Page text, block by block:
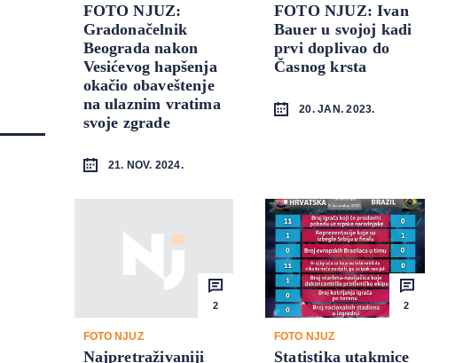
FOTO NJUZ:
Gradonačelnik
Beograda nakon
Vesićevog hapšenja
okačio obaveštenje
na ulaznim vratima
svoje zgrade
21. NOV. 2024.
FOTO NJUZ: Ivan
Bauer u svojoj kadi
prvi doplivao do
Časnog krsta
20. JAN. 2023.
2
FOTO NJUZ
Najpretraživaniji
2
FOTO NJUZ
Statistika utakmice